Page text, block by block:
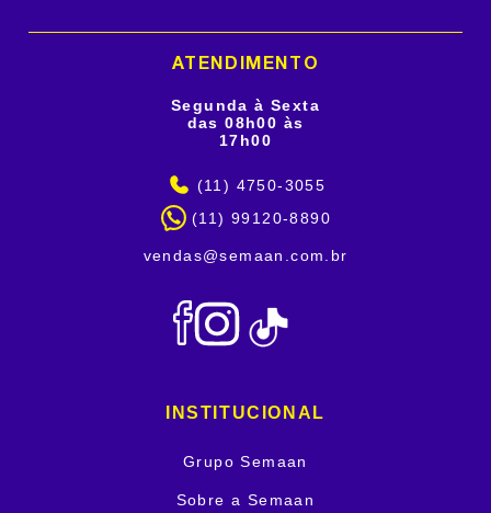
ATENDIMENTO
Segunda à Sexta
das 08h00 às
17h00
(11) 4750-3055
(11) 99120-8890
vendas@semaan.com.br
INSTITUCIONAL
Grupo Semaan
Sobre a Semaan